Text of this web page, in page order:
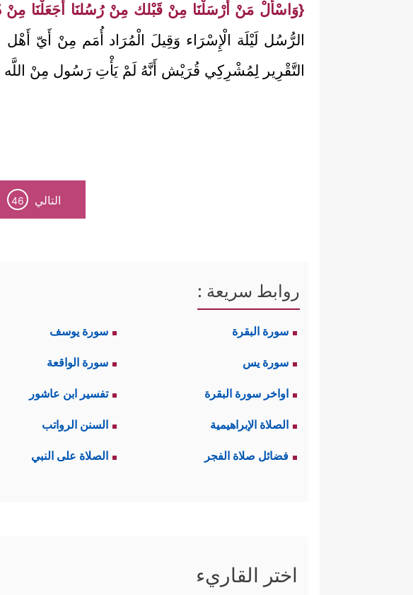
{وَاسْأَلْ مَنْ أَرْسَلْنَا مِنْ قَبْلك مِنْ رُسُلنَا أَجَعَلْنَا
الرُّسُل لَيْلَة الْإِسْرَاء وَقِيلَ الْمُرَاد أُمَم مِنْ أَيّ أَهْل
التَّقْرِير لِمُشْرِكِي قُرَيْش أَنَّهُ لَمْ يَأْتِ رَسُول مِنْ اللَّه
التالي 46
روابط سريعة :
سورة البقرة سورة يوسف
سورة يس سورة الواقعة
اواخر سورة البقرة تفسير ابن عاشور
الصلاة الإبراهيمية السنن الرواتب
فضائل صلاة الفجر الصلاة على النبي
اختر القاريء